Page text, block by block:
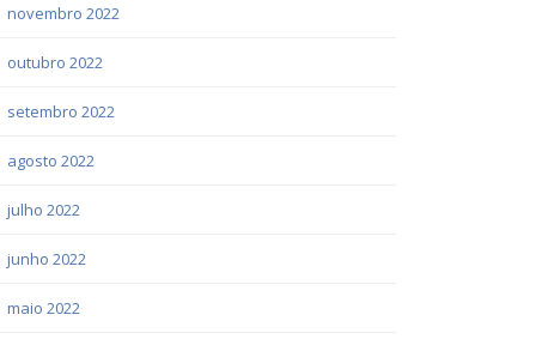
novembro 2022
outubro 2022
setembro 2022
agosto 2022
julho 2022
junho 2022
maio 2022